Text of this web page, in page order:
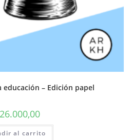
– Edición papel
26.000,00
al carrito